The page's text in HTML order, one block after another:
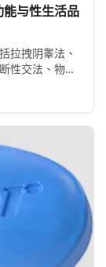
能与性生活品
拉拽阴睾法、
性交法、物理